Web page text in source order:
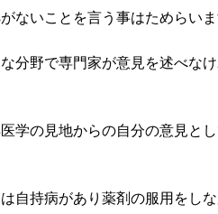
ないことを言う事はためらい
分野で専門家が意見を述べな
学の見地からの自分の意見と
自持病があり薬剤の服用をし